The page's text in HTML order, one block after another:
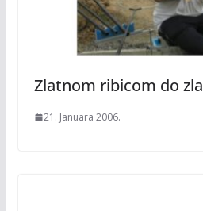
Zlatnom ribicom do
21. Januara 2006.